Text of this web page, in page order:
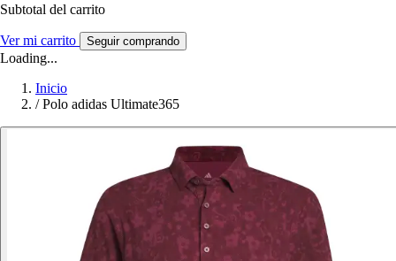
Subtotal del carrito
Ver mi carrito Seguir comprando
Loading...
Inicio
/ Polo adidas Ultimate365